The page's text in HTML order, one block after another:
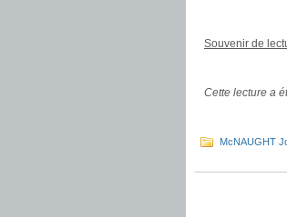
Souvenir de
Cette lecture a
McNAUGHT